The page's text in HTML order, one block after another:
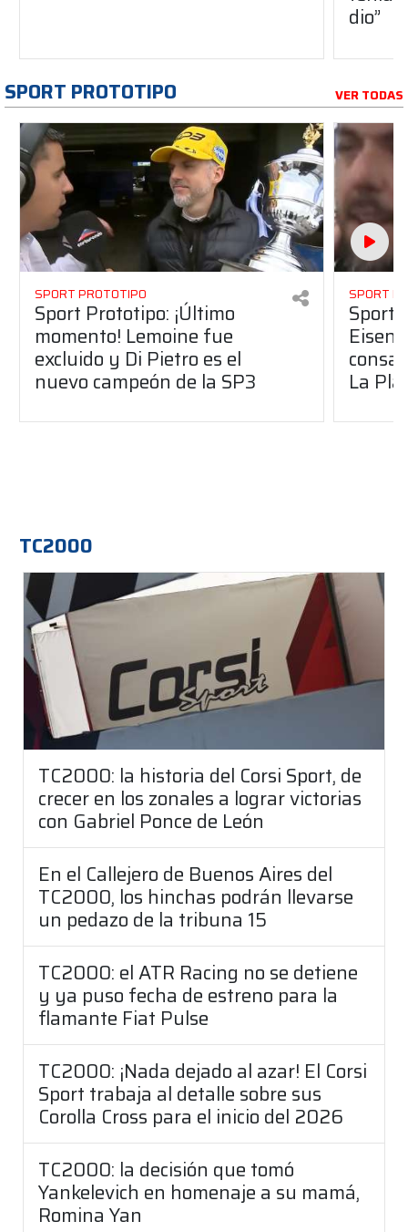
dio”
SPORT PROTOTIPO VER TODAS
SPORT PROTOTIPO
Sport Prototipo: ¡Último
momento! Lemoine fue
excluido y Di Pietro es el
nuevo campeón de la SP3
SPORT
Sport
La
TC2000
TC2000: la historia del Corsi Sport, de
crecer en los zonales a lograr victorias
con Gabriel Ponce de León
En el Callejero de Buenos Aires del
TC2000, los hinchas podrán llevarse
un pedazo de la tribuna 15
TC2000: el ATR Racing no se detiene
y ya puso fecha de estreno para la
flamante Fiat Pulse
TC2000: ¡Nada dejado al azar! El Corsi
Sport trabaja al detalle sobre sus
Corolla Cross para el inicio del 2026
TC2000: la decisión que tomó
Yankelevich en homenaje a su mamá,
Romina Yan